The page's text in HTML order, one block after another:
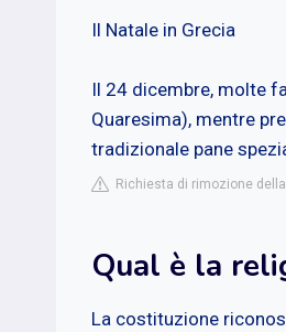
Il Natale in Grecia
Il 24 dicembre, molte
Quaresima), mentre
tradizionale pane
Richiesta di rimozione
Qual è la
La costituzione